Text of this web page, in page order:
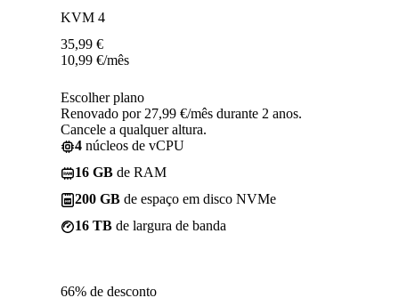
KVM 4
35,99 €
10,99 €/mês
Escolher plano
Renovado por 27,99 €/mês durante 2 anos.
Cancele a qualquer altura.
4 núcleos de vCPU
16 GB de RAM
200 GB de espaço em disco NVMe
16 TB de largura de banda
66% de desconto